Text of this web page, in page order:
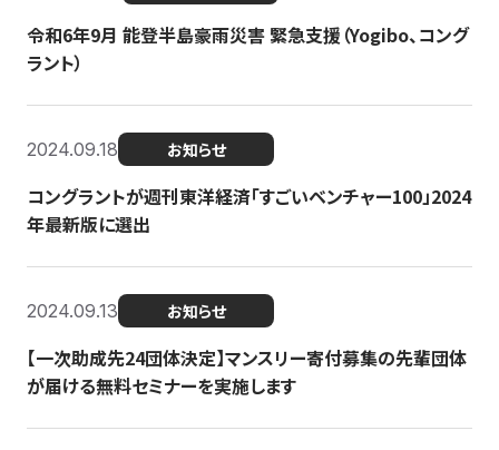
令和6年9月 能登半島豪雨災害 緊急支援（Yogibo、コング
ラント）
2024.09.18 お知らせ
コングラントが週刊東洋経済「すごいベンチャー100」2024
年最新版に選出
2024.09.13 お知らせ
【一次助成先24団体決定】マンスリー寄付募集の先輩団体
が届ける無料セミナーを実施します